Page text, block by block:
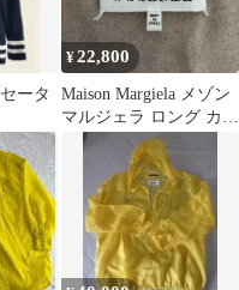
ータ
¥22,800
Maison Margiela メゾン
マルジェラ ロング カー
ディガン L